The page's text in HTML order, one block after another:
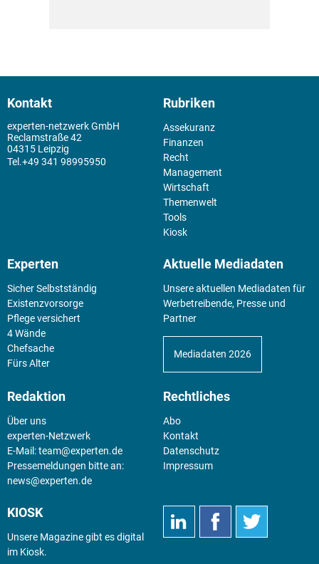
Kontakt
experten-netzwerk GmbH
Reclamstraße 42
04315 Leipzig
+49 341 98995950
Rubriken
Assekuranz
Finanzen
Recht
Management
Wirtschaft
Themenwelt
Tools
Kiosk
Experten
Sicher Selbstständig
Existenz­vorsorge
Pflege versichert
4 Wände
Chefsache
Fürs Alter
Aktuelle Mediadaten
Unsere aktuellen Mediadaten für
Werbetreibende, Presse und
Partner
Mediadaten 2026
Redaktion
Über uns
experten-Netzwerk
E-Mail:team@experten.de
Pressemeldungen bitte an:
news@experten.de
Rechtliches
Abo
Kontakt
Datenschutz
Impressum
KIOSK
Unsere Magazine gibt es digital
im Kiosk.